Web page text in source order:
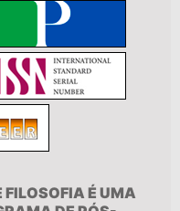
É UMA